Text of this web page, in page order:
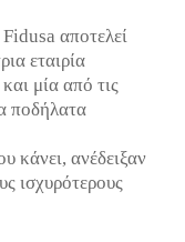
αποτελεί
εταιρία
μία από τις
ποδήλατα
κάνει, ανέδειξαν
ισχυρότερους